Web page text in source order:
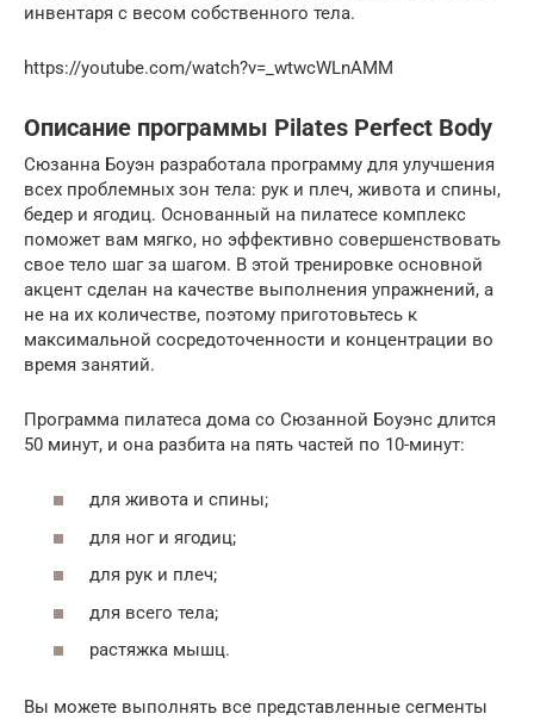
инвентаря с весом собственного тела.
https://youtube.com/watch?v=_wtwcWLnAMM
Описание программы Pilates Perfect Body
Сюзанна Боуэн разработала программу для улучшения
всех проблемных зон тела: рук и плеч, живота и спины,
бедер и ягодиц. Основанный на пилатесе комплекс
поможет вам мягко, но эффективно совершенствовать
свое тело шаг за шагом. В этой тренировке основной
акцент сделан на качестве выполнения упражнений, а
не на их количестве, поэтому приготовьтесь к
максимальной сосредоточенности и концентрации во
время занятий.
Программа пилатеса дома со Сюзанной Боуэнс длится
50 минут, и она разбита на пять частей по 10-минут:
для живота и спины;
для ног и ягодиц;
для рук и плеч;
для всего тела;
растяжка мышц.
Вы можете выполнять все представленные сегменты